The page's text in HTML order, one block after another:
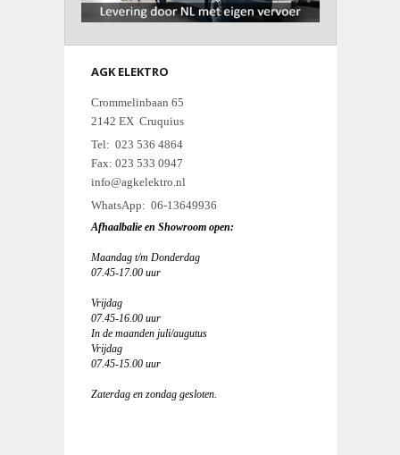
AGK ELEKTRO
Crommelinbaan 65
2142 EX Cruquius
Tel: 023 536 4864
Fax: 023 533 0947
info@agkelektro.nl
WhatsApp: 06-13649936
Afhaalbalie en Showroom open:
Maandag t/m Donderdag
07.45-17.00 uur
Vrijdag
07.45-16.00 uur
In de maanden juli/augutus
Vrijdag
07.45-15.00 uur
Zaterdag en zondag gesloten.